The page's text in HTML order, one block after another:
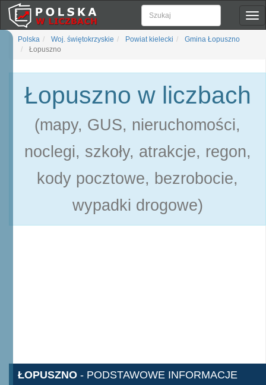
Polska Woj. świętokrzyskie Powiat kielecki
Gmina Łopuszno
Łopuszno
Łopuszno w liczbach
(mapy, GUS, nieruchomości,
noclegi, szkoły, atrakcje, regon,
kody pocztowe, bezrobocie,
wypadki drogowe)
ŁOPUSZNO - PODSTAWOWE INFORMACJE